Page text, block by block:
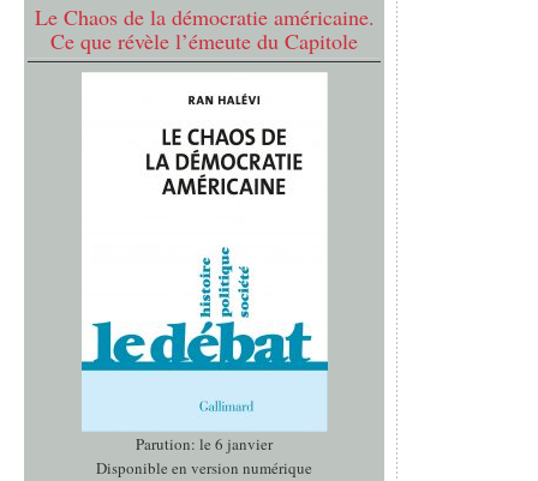
Le Chaos de la démocratie américaine.
Ce que révèle l’émeute du Capitole
Parution: le 6 janvier
Disponible en version numérique